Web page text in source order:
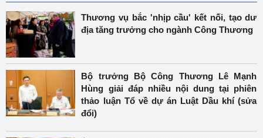
Thương vụ bắc 'nhịp cầu' kết nối, tạo dư
địa tăng trưởng cho ngành Công Thương
Bộ trưởng Bộ Công Thương Lê Mạnh
Hùng giải đáp nhiều nội dung tại phiên
thảo luận Tổ về dự án Luật Dầu khí (sửa
đổi)